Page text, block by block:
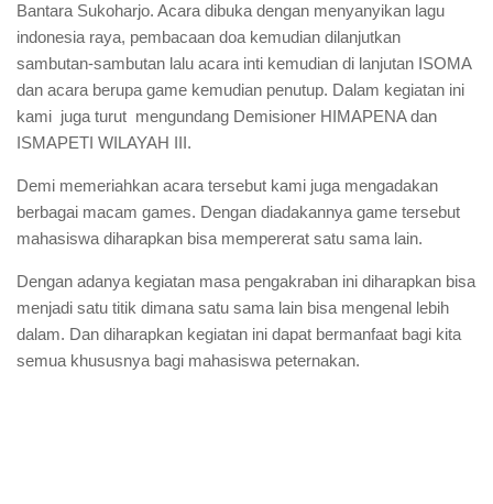
Bantara Sukoharjo. Acara dibuka dengan menyanyikan lagu
indonesia raya, pembacaan doa kemudian dilanjutkan
sambutan-sambutan lalu acara inti kemudian di lanjutan ISOMA
dan acara berupa game kemudian penutup. Dalam kegiatan ini
kami juga turut mengundang Demisioner HIMAPENA dan
ISMAPETI WILAYAH III.
Demi memeriahkan acara tersebut kami juga mengadakan
berbagai macam games. Dengan diadakannya game tersebut
mahasiswa diharapkan bisa mempererat satu sama lain.
Dengan adanya kegiatan masa pengakraban ini diharapkan bisa
menjadi satu titik dimana satu sama lain bisa mengenal lebih
dalam. Dan diharapkan kegiatan ini dapat bermanfaat bagi kita
semua khususnya bagi mahasiswa peternakan.